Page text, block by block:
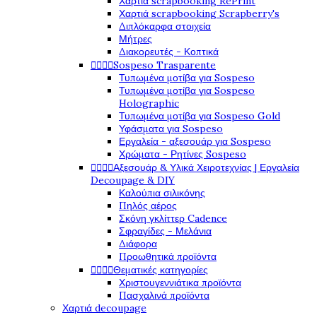
Χαρτιά scrapbooking Scrapberry's
Διπλόκαρφα στοιχεία
Μήτρες
Διακορευτές - Κοπτικά
Sospeso Trasparente
Τυπωμένα μοτίβα για Sospeso
Τυπωμένα μοτίβα για Sospeso
Holographic
Τυπωμένα μοτίβα για Sospeso Gold
Υφάσματα για Sospeso
Εργαλεία - αξεσουάρ για Sospeso
Χρώματα - Ρητίνες Sospeso
Αξεσουάρ & Υλικά Χειροτεχνίας | Εργαλεία
Decoupage & DIY
Καλούπια σιλικόνης
Πηλός αέρος
Σκόνη γκλίττερ Cadence
Σφραγίδες - Μελάνια
Διάφορα
Προωθητικά προϊόντα
Θεματικές κατηγορίες
Χριστουγεννιάτικα προϊόντα
Πασχαλινά προϊόντα
Χαρτιά decoupage